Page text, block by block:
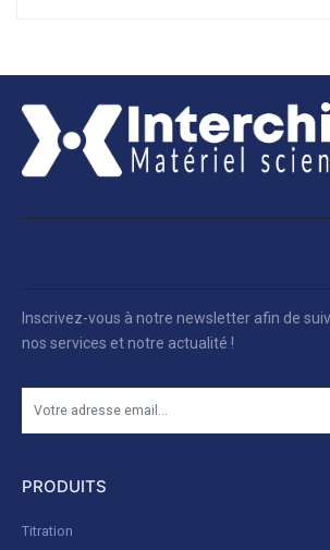
Inscrivez-vous à notre newsletter afin de
nos services et notre actualité !
PRODUITS
Titration